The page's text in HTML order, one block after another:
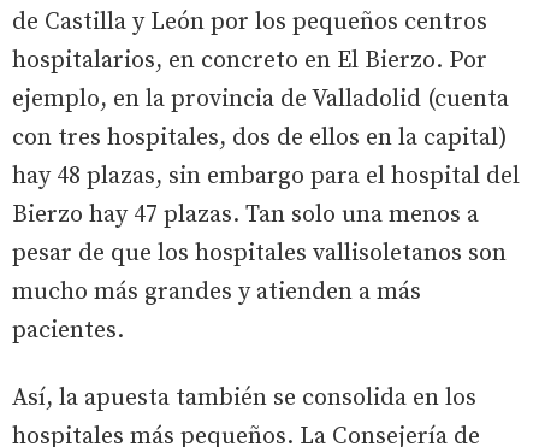
de Castilla y León por los pequeños centros
hospitalarios, en concreto en El Bierzo. Por
ejemplo, en la provincia de Valladolid (cuenta
con tres hospitales, dos de ellos en la capital)
hay 48 plazas, sin embargo para el hospital del
Bierzo hay 47 plazas. Tan solo una menos a
pesar de que los hospitales vallisoletanos son
mucho más grandes y atienden a más
pacientes.
Así, la apuesta también se consolida en los
hospitales más pequeños. La Consejería de